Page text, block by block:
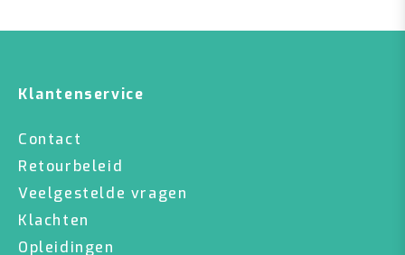
Klantenservice
Contact
Retourbeleid
Veelgestelde vragen
Klachten
Opleidingen